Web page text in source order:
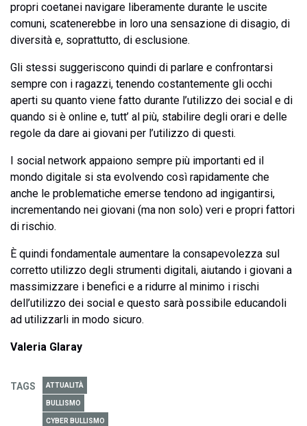
propri coetanei navigare liberamente durante le uscite
comuni, scatenerebbe in loro una sensazione di disagio, di
diversità e, soprattutto, di esclusione.
Gli stessi suggeriscono quindi di parlare e confrontarsi
sempre con i ragazzi, tenendo costantemente gli occhi
aperti su quanto viene fatto durante l’utilizzo dei social e di
quando si è online e, tutt’ al più, stabilire degli orari e delle
regole da dare ai giovani per l’utilizzo di questi.
I social network appaiono sempre più importanti ed il
mondo digitale si sta evolvendo così rapidamente che
anche le problematiche emerse tendono ad ingigantirsi,
incrementando nei giovani (ma non solo) veri e propri fattori
di rischio.
È quindi fondamentale aumentare la consapevolezza sul
corretto utilizzo degli strumenti digitali, aiutando i giovani a
massimizzare i benefici e a ridurre al minimo i rischi
dell’utilizzo dei social e questo sarà possibile educandoli
ad utilizzarli in modo sicuro.
Valeria Glaray
TAGS ATTUALITÀ
BULLISMO
CYBER BULLISMO